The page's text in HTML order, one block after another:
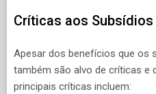
Críticas aos Subsídios
Apesar dos benefícios que os
também são alvo de críticas e
principais críticas incluem: